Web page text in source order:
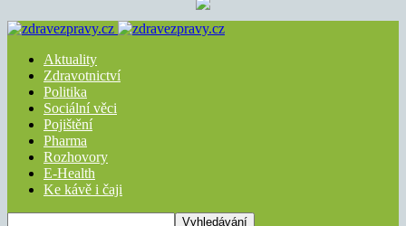
Aktuality
Zdravotnictví
Politika
Sociální věci
Pojištění
Pharma
Rozhovory
E-Health
Ke kávě i čaji